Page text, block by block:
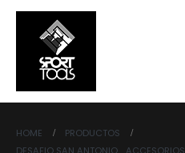
HOME
PRODUCTOS